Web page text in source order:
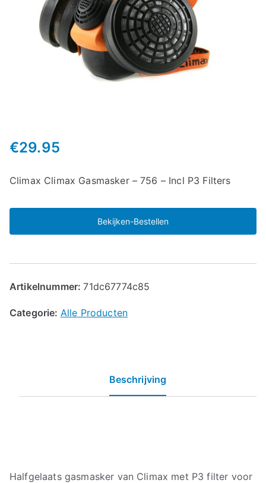
€29.95
Climax Climax Gasmasker – 756 – Incl P3 Filters
Bekijken-Bestellen
Artikelnummer:71dc67774c85
Categorie: Alle Producten
Beschrijving
Halfgelaats gasmasker van Climax met P3 filter voor